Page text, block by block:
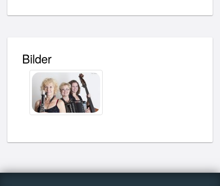
Bilder